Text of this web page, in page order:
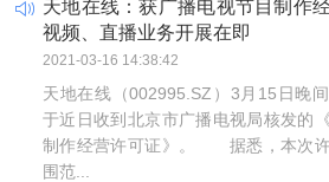
天地在线：获广播电视节目制作
视频、直播业务开展在即
2021-03-16 14:38:42
天地在线（002995.SZ）3月15日晚
于近日收到北京市广播电视局核发的
制作经营许可证》。 据悉，本次许
围范...